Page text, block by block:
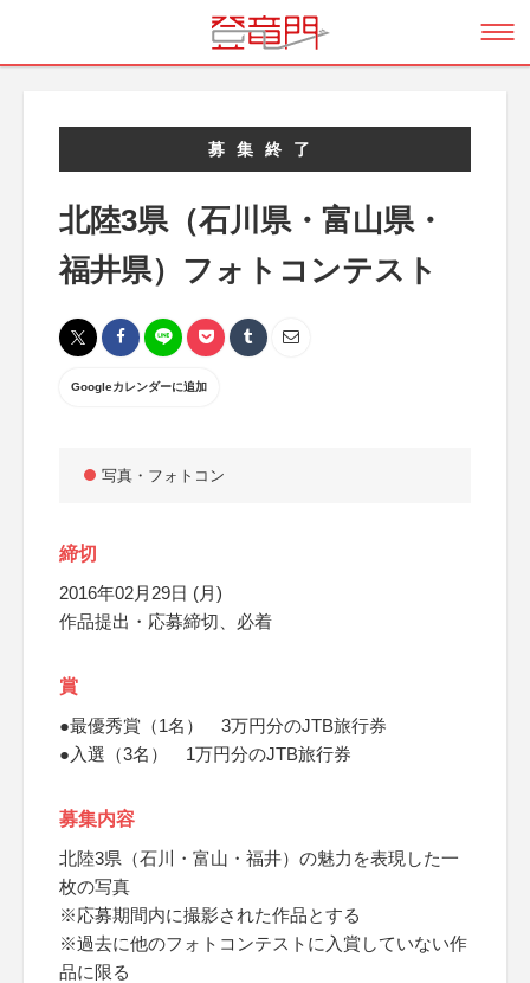
募集終了
北陸3県（石川県・富山県・
福井県）フォトコンテスト
Googleカレンダーに追加
写真・フォトコン
締切
2016年02月29日 (月)
作品提出・応募締切、必着
賞
●最優秀賞（1名） 3万円分のJTB旅行券
●入選（3名） 1万円分のJTB旅行券
募集内容
北陸3県（石川・富山・福井）の魅力を表現した一
枚の写真
※応募期間内に撮影された作品とする
※過去に他のフォトコンテストに入賞していない作
品に限る